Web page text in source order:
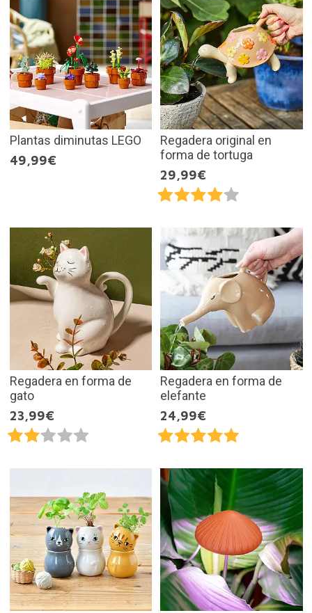
Plantas diminutas LEGO
49,99€
Regadera original en
forma de tortuga
29,99€
Regadera en forma de
gato
23,99€
Regadera en forma de
elefante
24,99€